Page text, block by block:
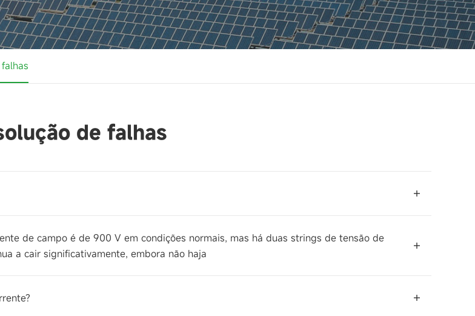
de falhas
de campo é de 900 V em condições normais, mas há duas strings de tensão de
a cair significativamente, embora não haja